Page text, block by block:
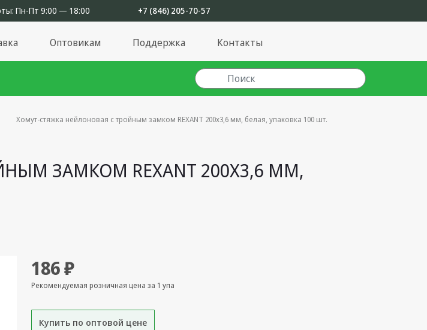
Пн-Пт 9:00 — 18:00 +7 (846) 205-70-57
Оптовикам Поддержка Контакты
Хомут-стяжка нейлоновая с тройным замком REXANT 200x3,6 мм, белая, упаковка 100 шт.
ЗАМКОМ REXANT 200X3,6 ММ,
186 ₽
Рекомендуемая розничная цена за 1 упа
Купить по оптовой цене